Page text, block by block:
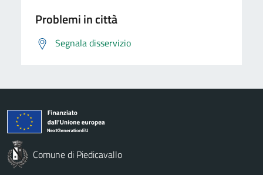
Problemi in città
Segnala disservizio
Comune di Piedicavallo